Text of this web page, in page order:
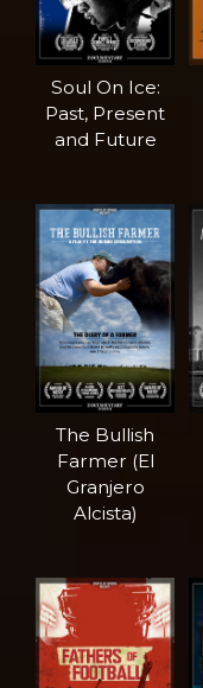
Soul On Ice:
Past, Present
and Future
The Bullish
Farmer (El
Granjero
Alcista)